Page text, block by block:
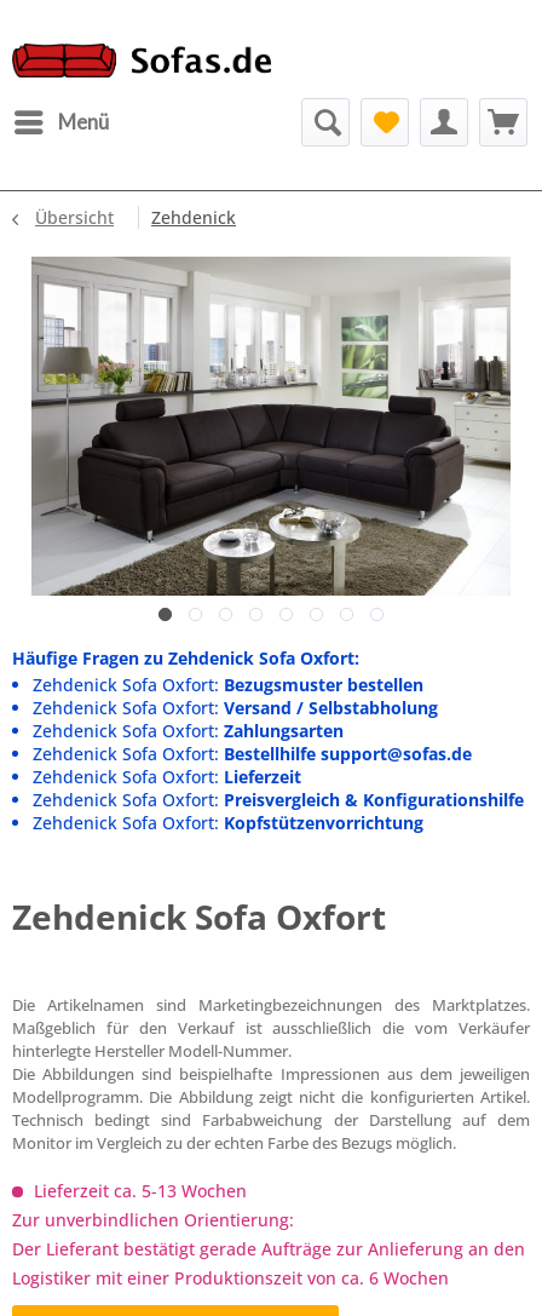
Menü
Übersicht Zehdenick
Häufige Fragen zu Zehdenick Sofa Oxfort:
Zehdenick Sofa Oxfort: Bezugsmuster bestellen
Zehdenick Sofa Oxfort: Versand / Selbstabholung
Zehdenick Sofa Oxfort: Zahlungsarten
Zehdenick Sofa Oxfort: Bestellhilfe support@sofas.de
Zehdenick Sofa Oxfort: Lieferzeit
Zehdenick Sofa Oxfort: Preisvergleich & Konfigurationshilfe
Zehdenick Sofa Oxfort: Kopfstützenvorrichtung
Zehdenick Sofa Oxfort
Die Artikelnamen sind Marketingbezeichnungen des Marktplatzes.
Maßgeblich für den Verkauf ist ausschließlich die vom Verkäufer
hinterlegte Hersteller Modell-Nummer.
Die Abbildungen sind beispielhafte Impressionen aus dem jeweiligen
Modellprogramm. Die Abbildung zeigt nicht die konfigurierten Artikel.
Technisch bedingt sind Farbabweichung der Darstellung auf dem
Monitor im Vergleich zu der echten Farbe des Bezugs möglich.
Lieferzeit ca. 5-13 Wochen
Zur unverbindlichen Orientierung:
Der Lieferant bestätigt gerade Aufträge zur Anlieferung an den
Logistiker mit einer Produktionszeit von ca. 6 Wochen